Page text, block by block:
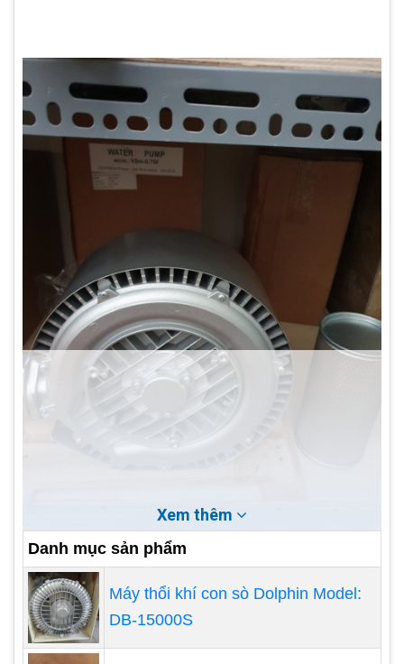
Máy được lắp giáp sử dụng vòng bi đặc biệt
của SKF hoặc NSK loại vòng bi đặc biệt chịu
nhiệt và hoạt động trong môi trường khắc
Xem thêm
Danh mục sản phẩm
Máy thổi khí con sò Dolphin Model:
DB-15000S